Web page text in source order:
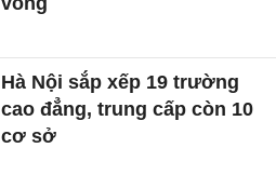
Hà Nội sắp xếp 19 trường
cao đẳng, trung cấp còn 10
cơ sở